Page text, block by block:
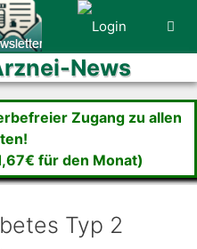
News
Zugang zu allen
für den Monat)
Typ 2